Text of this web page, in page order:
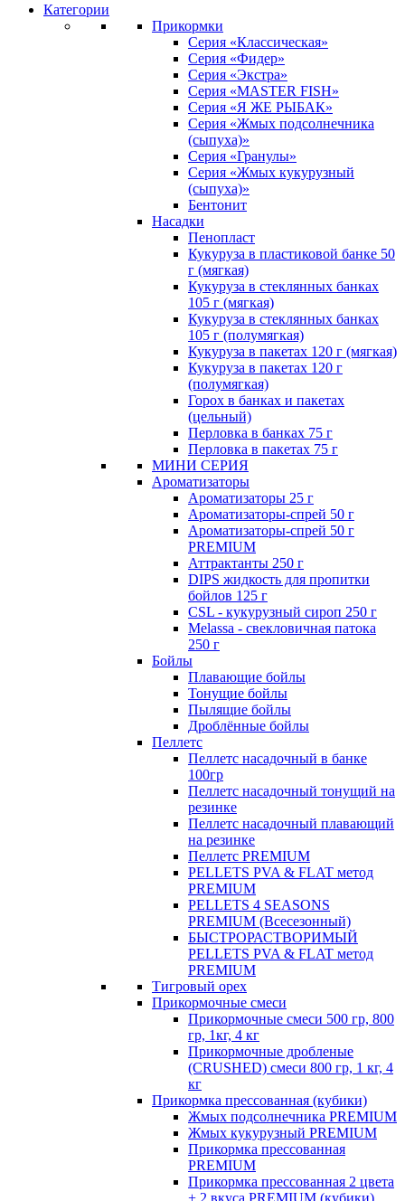
Категории
Прикормки
Серия «Классическая»
Серия «Фидер»
Серия «Экстра»
Серия «MASTER FISH»
Серия «Я ЖЕ РЫБАК»
Серия «Жмых подсолнечника
(сыпуха)»
Cерия «Гранулы»
Серия «Жмых кукурузный
(сыпуха)»
Бентонит
Насадки
Пенопласт
Кукуруза в пластиковой банке 50
г (мягкая)
Кукуруза в стеклянных банках
105 г (мягкая)
Кукуруза в стеклянных банках
105 г (полумягкая)
Кукуруза в пакетах 120 г (мягкая)
Кукуруза в пакетах 120 г
(полумягкая)
Горох в банках и пакетах
(цельный)
Перловка в банках 75 г
Перловка в пакетах 75 г
МИНИ СЕРИЯ
Ароматизаторы
Ароматизаторы 25 г
Ароматизаторы-спрей 50 г
Ароматизаторы-спрей 50 г
PREMIUM
Аттрактанты 250 г
DIPS жидкость для пропитки
бойлов 125 г
CSL - кукурузный сироп 250 г
Melassa - свекловичная патока
250 г
Бойлы
Плавающие бойлы
Тонущие бойлы
Пылящие бойлы
Дроблённые бойлы
Пеллетс
Пеллетс насадочный в банке
100гр
Пеллетс насадочный тонущий на
резинке
Пеллетс насадочный плавающий
на резинке
Пеллетс PREMIUM
PELLETS PVA & FLAT метод
PREMIUM
PELLETS 4 SEASONS
PREMIUM (Всесезонный)
БЫСТРОРАСТВОРИМЫЙ
PELLETS PVA & FLAT метод
PREMIUM
Тигровый орех
Прикормочные смеси
Прикормочные смеси 500 гр, 800
гр, 1кг, 4 кг
Прикормочные дробленые
(CRUSHED) смеси 800 гр, 1 кг, 4
кг
Прикормка прессованная (кубики)
Жмых подсолнечника PREMIUM
Жмых кукурузный PREMIUM
Прикормка прессованная
PREMIUM
Прикормка прессованная 2 цвета
+ 2 вкуса PREMIUM (кубики)